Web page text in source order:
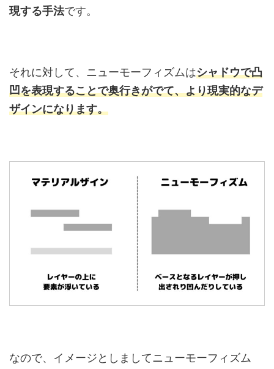
現する手法です。
それに対して、ニューモーフィズムはシャドウで凸
凹を表現することで奥行きがでて、より現実的なデ
ザインになります。
なので、イメージとしましてニューモーフィズム